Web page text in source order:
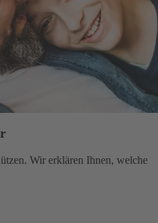
Wir erklären Ihnen, welche